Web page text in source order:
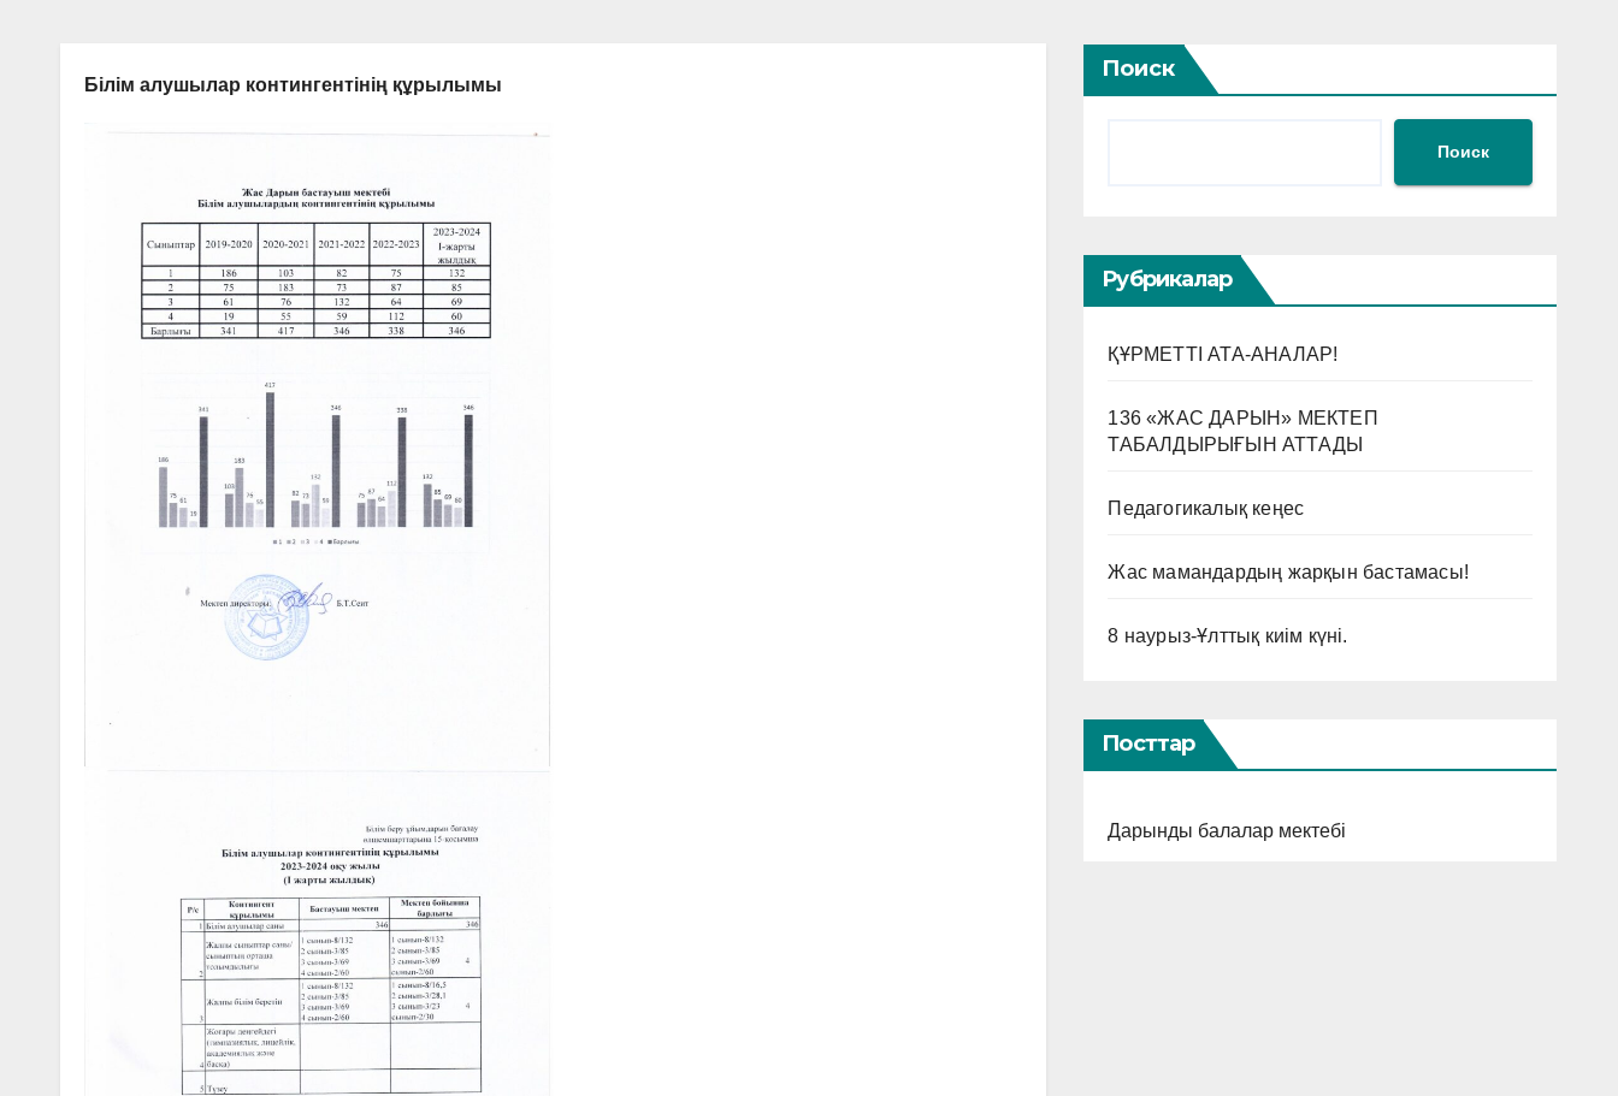
Білім алушылар контингентінің құрылымы
Поиск
Поиск
Рубрикалар
ҚҰРМЕТТІ АТА-АНАЛАР!
136 «ЖАС ДАРЫН» МЕКТЕП
ТАБАЛДЫРЫҒЫН АТТАДЫ
Педагогикалық кеңес
Жас мамандардың жарқын бастамасы!
8 наурыз-Ұлттық киім күні.
Посттар
Дарынды балалар мектебі